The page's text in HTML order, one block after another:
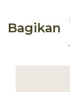
Bagikan